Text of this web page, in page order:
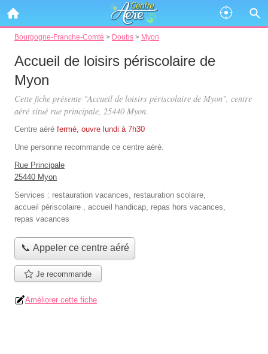
Bourgogne-Franche-Comté > Doubs > Myon
Accueil de loisirs périscolaire de
Myon
Cette fiche présente "Accueil de loisirs périscolaire de Myon", centre
aéré situé rue principale, 25440 Myon.
Centre aéré fermé, ouvre lundi à 7h30
Une personne recommande ce centre aéré.
Rue Principale
25440 Myon
Services : restauration vacances, restauration scolaire,
accueil périscolaire , accueil handicap, repas hors vacances,
repas vacances
📞 Appeler ce centre aéré
Je recommande
Améliorer cette fiche